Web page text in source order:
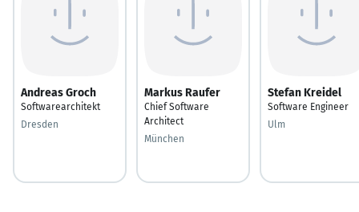
Andreas Groch
Softwarearchitekt
Dresden
Markus Raufer
Chief Software
Architect
München
Stefan Kreidel
Software Engineer
Ulm